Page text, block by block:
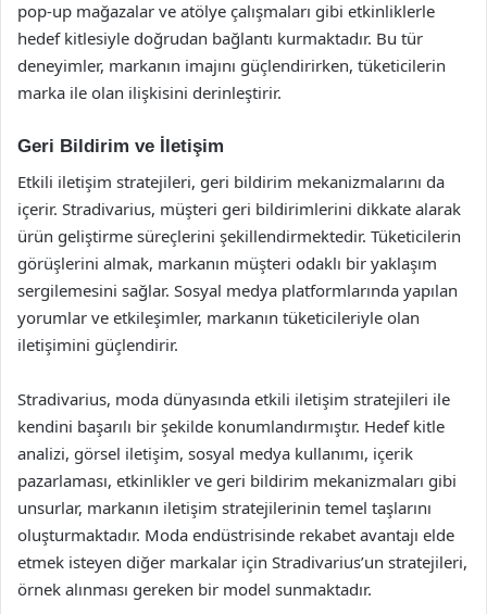
pop-up mağazalar ve atölye çalışmaları gibi etkinliklerle
hedef kitlesiyle doğrudan bağlantı kurmaktadır. Bu tür
deneyimler, markanın imajını güçlendirirken, tüketicilerin
marka ile olan ilişkisini derinleştirir.
Geri Bildirim ve İletişim
Etkili iletişim stratejileri, geri bildirim mekanizmalarını da
içerir. Stradivarius, müşteri geri bildirimlerini dikkate alarak
ürün geliştirme süreçlerini şekillendirmektedir. Tüketicilerin
görüşlerini almak, markanın müşteri odaklı bir yaklaşım
sergilemesini sağlar. Sosyal medya platformlarında yapılan
yorumlar ve etkileşimler, markanın tüketicileriyle olan
iletişimini güçlendirir.
Stradivarius, moda dünyasında etkili iletişim stratejileri ile
kendini başarılı bir şekilde konumlandırmıştır. Hedef kitle
analizi, görsel iletişim, sosyal medya kullanımı, içerik
pazarlaması, etkinlikler ve geri bildirim mekanizmaları gibi
unsurlar, markanın iletişim stratejilerinin temel taşlarını
oluşturmaktadır. Moda endüstrisinde rekabet avantajı elde
etmek isteyen diğer markalar için Stradivarius’un stratejileri,
örnek alınması gereken bir model sunmaktadır.